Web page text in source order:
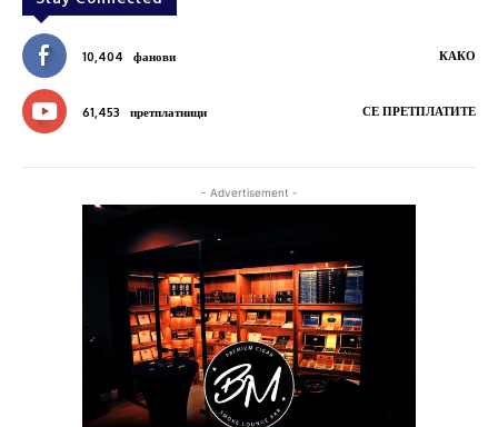
10,404 фанови КАКО
61,453 претплатници СЕ ПРЕТПЛАТИТЕ
- Advertisement -